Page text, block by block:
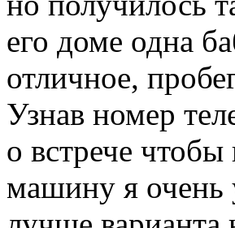
его доме одна
отличное,
Узнав номер
о встрече
машину я очень